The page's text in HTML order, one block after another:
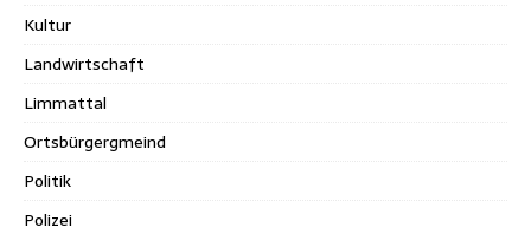
Kultur
Landwirtschaft
Limmattal
Ortsbürgergmeind
Politik
Polizei